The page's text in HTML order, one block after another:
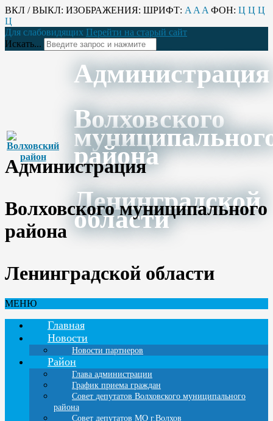
ВКЛ / ВЫКЛ: ИЗОБРАЖЕНИЯ: ШРИФТ: A A A ФОН: Ц Ц Ц
Ц
Для слабовидящих Перейти на старый сайт
Искать...
Администрация
Волховского
района
Ленинградской
области
Администрация
Волховского муниципального
района
Ленинградской области
МЕНЮ
Главная
Новости
Новости партнеров
Район
Глава администрации
График приема граждан
Совет депутатов Волховского муниципального
района
Совет депутатов МО г.Волхов